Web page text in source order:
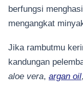
berfungsi
mengangkat
Jika rambutmu
kandungan
aloe vera, argan oil